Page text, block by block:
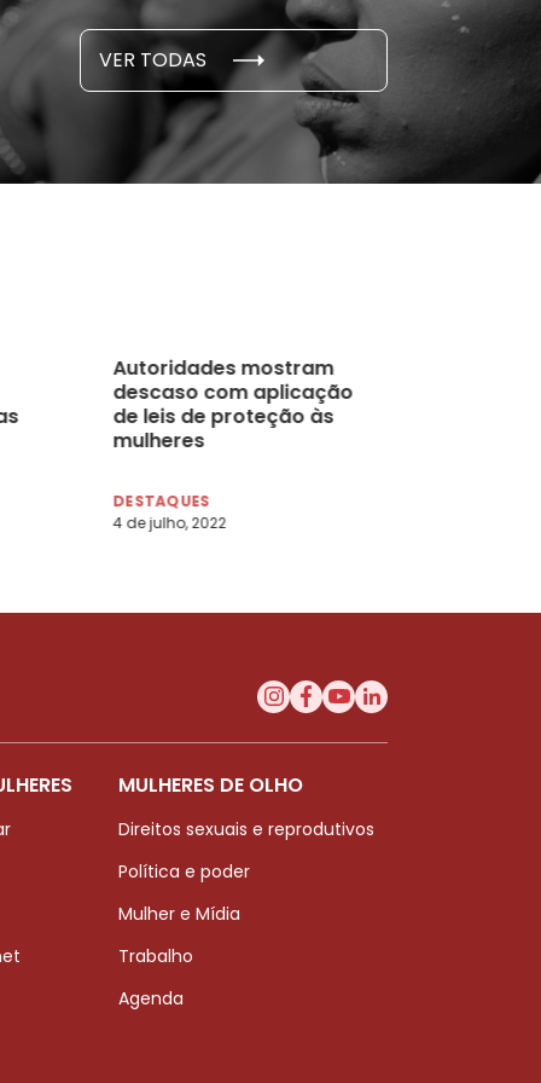
VER TODAS
E PESQUISAS
novembro, 2021
Autoridades mostram
descaso com aplicação
de leis de proteção às
mulheres
DESTAQUES
4 de julho, 2022
MULHERES DE OLHO
Direitos sexuais e reprodutivos
Política e poder
Mulher e Mídia
Trabalho
Agenda